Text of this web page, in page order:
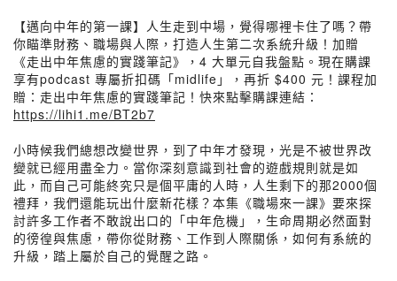
【邁向中年的第一課】人生走到中場，覺得哪裡卡住了嗎？帶
你瞄準財務、職場與人際，打造人生第二次系統升級！加贈
《走出中年焦慮的實踐筆記》，4 大單元自我盤點。現在購課
享有podcast 專屬折扣碼「midlife」，再折 $400 元！課程加
贈：走出中年焦慮的實踐筆記！快來點擊購課連結：
https://lihi1.me/BT2b7
小時候我們總想改變世界，到了中年才發現，光是不被世界改
變就已經用盡全力。當你深刻意識到社會的遊戲規則就是如
此，而自己可能終究只是個平庸的人時，人生剩下的那2000個
禮拜，我們還能玩出什麼新花樣？本集《職場來一課》要來探
討許多工作者不敢說出口的「中年危機」，生命周期必然面對
的徬徨與焦慮，帶你從財務、工作到人際關係，如何有系統的
升級，踏上屬於自己的覺醒之路。